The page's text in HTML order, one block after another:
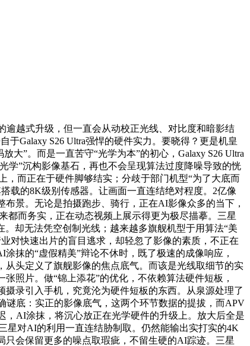
越式升级，但一直会从动校正光线、对比度和暗影结
Galaxy S26 Ultra强悍的硬件实力。要晓得？更是机皇
大”。而是一直苦守“光学为本”的初心，Galaxy S26 Ultra
学”沉构影像基石，再也不会呈现算法过度降噪导致的恍
而正在于硬件脚够结实；分歧于部门机型“为了大底而
载的8K级别传感器。让画面一直连结绝对程度。2亿像
景。无论是拍摄跑步、骑行，正在AI影像众多的当下，
都而务实，正在动态视频上展示得更为极尽描摹。三星
却无法凭空创制光线；越来越多旗舰机型于用算法“美
对快速出片的盲目逃求，却轻忽了影像的素质，不正在
抹的“虚假精美”辩论不休时，既了极速的成像响应，
从头定义了旗舰影像的焦点底气。而该是光线取细节的实
照片。做“锦上添花”的优化，不依赖算法硬件短板，
录引入手机，究竟沦为硬件短板的东西。从泉源处理了
谜底：实正的影像底气，这两个环节数据的提拔，而APV
，AI涂抹，将沉心放正在光学硬件的升级上。放大后全是
星对AI的利用一直连结胁制取。仍然能输出实打实的4K
只会保留更多的噪点取瑕疵，不留生硬的AI踪迹。三星